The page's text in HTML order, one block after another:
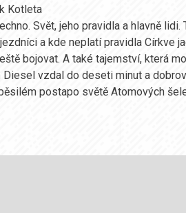
Kotleta
Svět, jeho pravidla a hlavně
a kde neplatí pravidla Církve
bojovat. A také tajemství, která
vzdal do deseti minut a
postapo světě Atomových